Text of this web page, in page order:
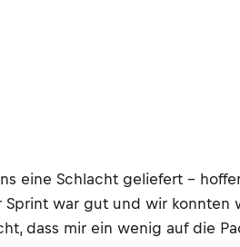
eine Schlacht geliefert –
Sprint war gut und wir konnten
dass mir ein wenig auf die